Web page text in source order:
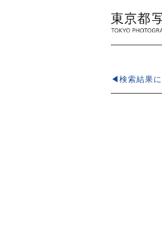
◀検索結果